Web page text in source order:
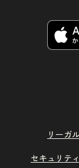
リーガ
セキュリテ